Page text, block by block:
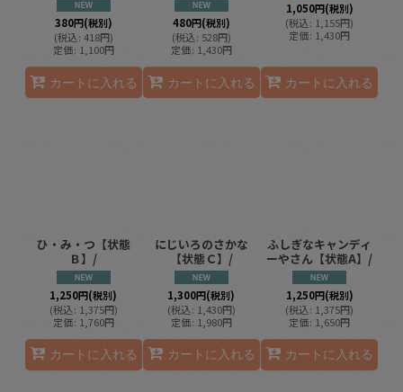
380円(税別)
(税込: 418円)
定価: 1,100円
カートに入れる
480円(税別)
(税込: 528円)
定価: 1,430円
カートに入れる
1,050円(税別)
(税込: 1,155円)
定価: 1,430円
カートに入れる
ひ・み・つ【状態
Ｂ】/
1,250円(税別)
(税込: 1,375円)
定価: 1,760円
カートに入れる
にじいろのさかな
【状態Ｃ】/
1,300円(税別)
(税込: 1,430円)
定価: 1,980円
カートに入れる
ふしぎなキャンディ
ーやさん【状態A】/
1,250円(税別)
(税込: 1,375円)
定価: 1,650円
カートに入れる